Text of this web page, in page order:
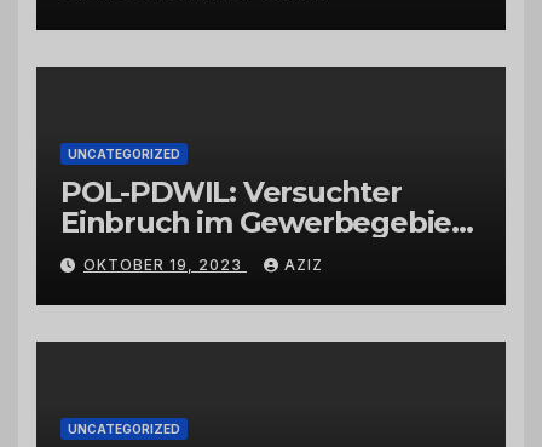
UNCATEGORIZED
POL-PDWIL: Versuchter
Einbruch im Gewerbegebiet
Wittlich
OKTOBER 19, 2023 AZIZ
UNCATEGORIZED